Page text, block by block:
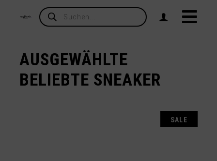
Products
search
AUSGEWÄHLTE
BELIEBTE SNEAKER
SALE